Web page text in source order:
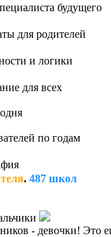
будущего
для родителей
и логики
для всех
по годам
. 487 школ
- девочки! Это